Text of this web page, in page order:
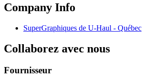
Company Info
SuperGraphiques de U-Haul - Québec
Collaborez avec nous
Fournisseur